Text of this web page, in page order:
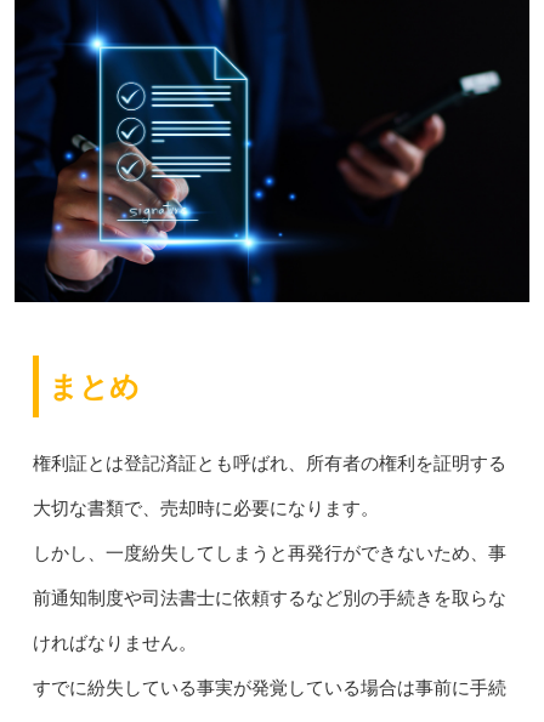
まとめ
権利証とは登記済証とも呼ばれ、所有者の権利を証明する
大切な書類で、売却時に必要になります。
しかし、一度紛失してしまうと再発行ができないため、事
前通知制度や司法書士に依頼するなど別の手続きを取らな
ければなりません。
すでに紛失している事実が発覚している場合は事前に手続